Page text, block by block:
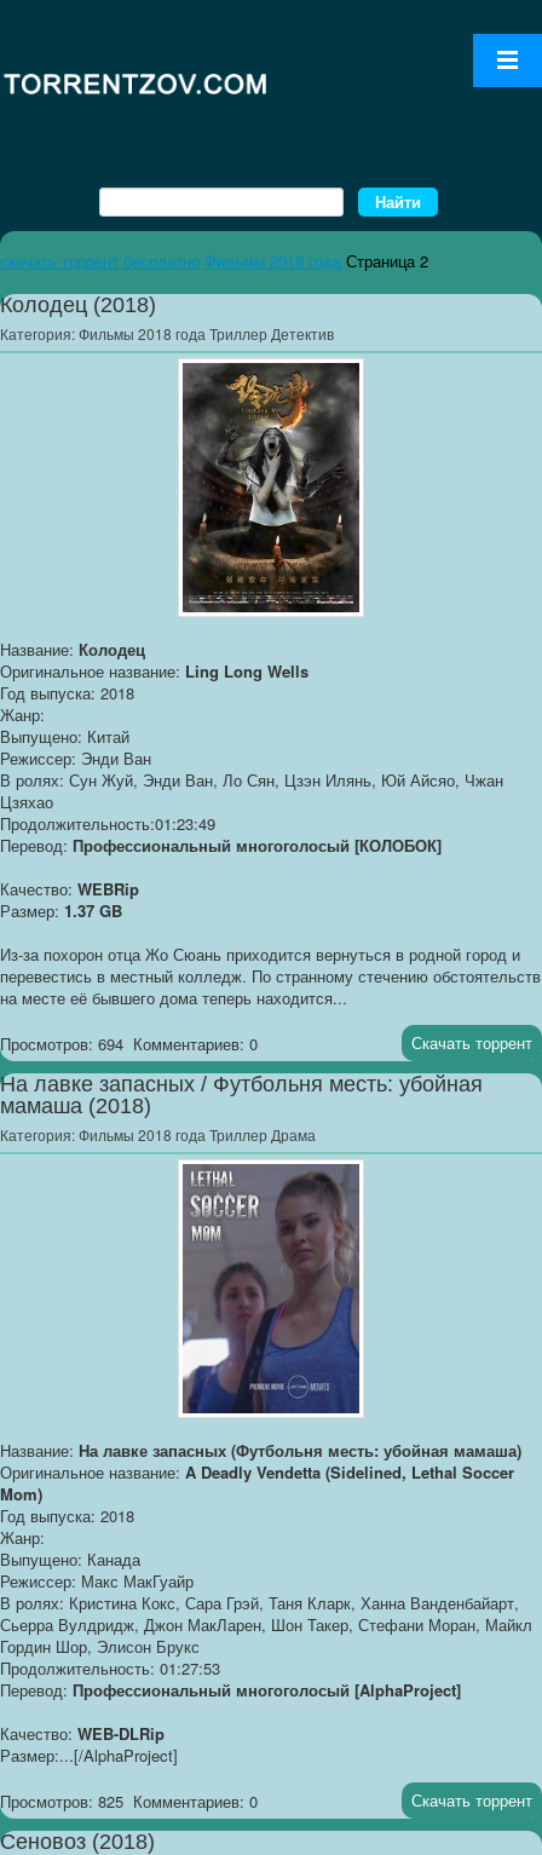
скачать торрент бесплатно Фильмы 2018 года Страница 2
Колодец (2018)
Категория:Фильмы 2018 года Триллер Детектив
Название: Колодец
Оригинальное название: Ling Long Wells
Год выпуска: 2018
Жанр:
Выпущено: Китай
Режиссер: Энди Ван
В ролях: Сун Жуй, Энди Ван, Ло Сян, Цзэн Илянь, Юй Айсяо, Чжан
Цзяхао
Продолжительность:01:23:49
Перевод: Профессиональный многоголосый [КОЛОБОК]
Качество: WEBRip
Размер: 1.37 GB
Из-за похорон отца Жо Сюань приходится вернуться в родной город и
перевестись в местный колледж. По странному стечению обстоятельств
на месте её бывшего дома теперь находится...
Просмотров: 694 Комментариев: 0 Скачать торрент
На лавке запасных / Футбольня месть: убойная
мамаша (2018)
Категория:Фильмы 2018 года Триллер Драма
Название: На лавке запасных (Футбольня месть: убойная мамаша)
Оригинальное название: A Deadly Vendetta (Sidelined, Lethal Soccer
Mom)
Год выпуска: 2018
Жанр:
Выпущено: Канада
Режиссер: Макс МакГуайр
В ролях: Кристина Кокс, Сара Грэй, Таня Кларк, Ханна Ванденбайарт,
Сьерра Вулдридж, Джон МакЛарен, Шон Такер, Стефани Моран, Майкл
Гордин Шор, Элисон Брукс
Продолжительность: 01:27:53
Перевод: Профессиональный многоголосый [AlphaProject]
Качество: WEB-DLRip
Размер:...[/AlphaProject]
Просмотров: 825 Комментариев: 0 Скачать торрент
Сеновоз (2018)